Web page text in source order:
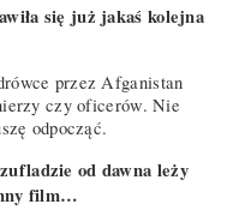
się już jakaś kolejna
przez Afganistan
czy oficerów. Nie
odpocząć.
od dawna leży
film…